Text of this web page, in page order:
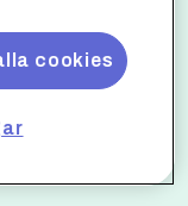
cookies